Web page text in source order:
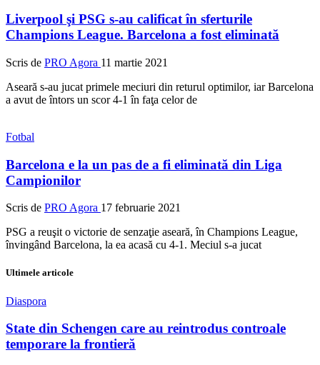
Liverpool şi PSG s-au calificat în sferturile
Champions League. Barcelona a fost eliminată
Scris de PRO Agora 11 martie 2021
Aseară s-au jucat primele meciuri din returul optimilor, iar Barcelona
a avut de întors un scor 4-1 în faţa celor de
Fotbal
Barcelona e la un pas de a fi eliminată din Liga
Campionilor
Scris de PRO Agora 17 februarie 2021
PSG a reuşit o victorie de senzaţie aseară, în Champions League,
învingând Barcelona, la ea acasă cu 4-1. Meciul s-a jucat
Ultimele articole
Diaspora
State din Schengen care au reintrodus controale
temporare la frontieră